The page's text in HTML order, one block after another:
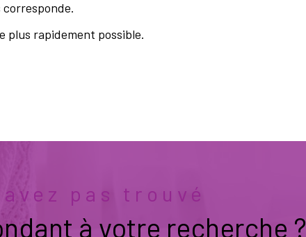
plus rapidement possible.
pas trouvé
à votre recherche ?